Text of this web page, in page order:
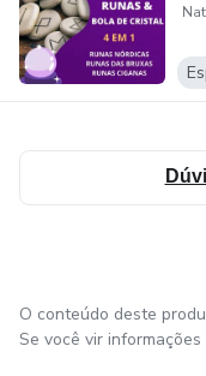
Runas e bola de cristal
Pêndulo e dados
Meditação para
E por ser formada
graduação em gestão
O conteúdo deste
Se você vir